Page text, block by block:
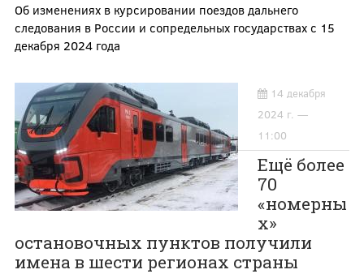
Об изменениях в курсировании поездов дальнего
следования в России и сопредельных государствах с 15
декабря 2024 года
14 декабря
2024 г. —
11:00
Ещё более
70
«номерны
х»
остановочных пунктов получили
имена в шести регионах страны